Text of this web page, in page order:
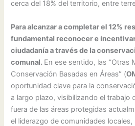
cerca del 18% del territorio, entre
Para alcanzar a completar el 12%
fundamental reconocer e
ciudadanía a través de la
comunal. En ese sentido, las “Otras
Conservación Basadas en Áreas” (
oportunidad clave para la
a largo plazo, visibilizando el trabajo
fuera de las áreas protegidas
el liderazgo de comunidades